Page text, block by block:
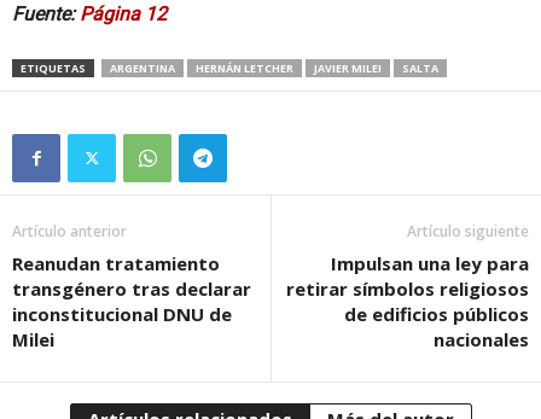
Fuente:Página 12
ETIQUETAS ARGENTINA HERNÁN LETCHER JAVIER MILEI SALTA
Artículo anterior
Reanudan tratamiento
transgénero tras declarar
inconstitucional DNU de
Milei
Artículo siguiente
Impulsan una ley para
retirar símbolos religiosos
de edificios públicos
nacionales